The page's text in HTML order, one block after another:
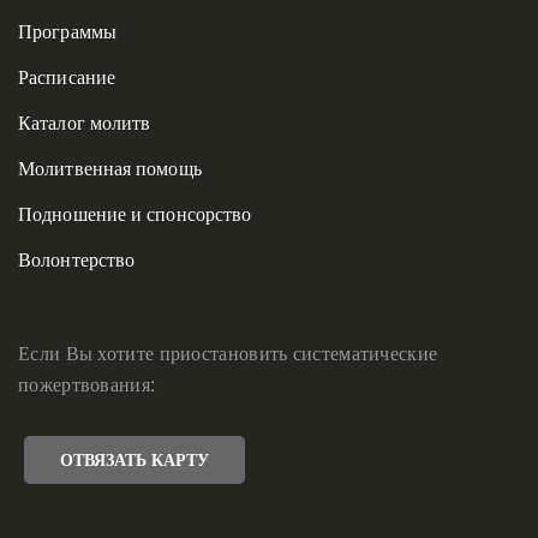
Программы
Расписание
Каталог молитв
Молитвенная помощь
Подношение и спонсорство
Волонтерство
Если Вы хотите приостановить систематические
пожертвования:
ОТВЯЗАТЬ КАРТУ